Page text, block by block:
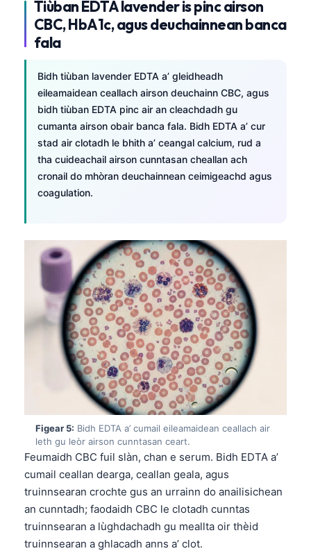
Tiùban EDTA lavender is pinc airson
CBC, HbA1c, agus deuchainnean banca
fala
Bidh tiùban lavender EDTA a’ gleidheadh
eileamaidean ceallach airson deuchainn CBC, agus
bidh tiùban EDTA pinc air an cleachdadh gu
cumanta airson obair banca fala. Bidh EDTA a’ cur
stad air clotadh le bhith a’ ceangal calcium, rud a
tha cuideachail airson cunntasan cheallan ach
cronail do mhòran deuchainnean ceimigeachd agus
coagulation.
Figear 5: Bidh EDTA a’ cumail eileamaidean ceallach air
leth gu leòr airson cunntasan ceart.
Feumaidh CBC fuil slàn, chan e serum. Bidh EDTA a’
cumail ceallan dearga, ceallan geala, agus
truinnsearan crochte gus an urrainn do anailisichean
an cunntadh; faodaidh CBC le clotadh cunntas
truinnsearan a lùghdachadh gu meallta oir thèid
truinnsearan a ghlacadh anns a’ clot.